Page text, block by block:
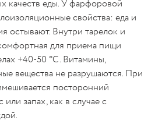
качеств еды. У фарфоровой
свойства: еда и
остывают. Внутри тарелок и
для приема пищи
+40-50 °C. Витамины,
вещества не разрушаются. При
посторонний
запах, как в случае с